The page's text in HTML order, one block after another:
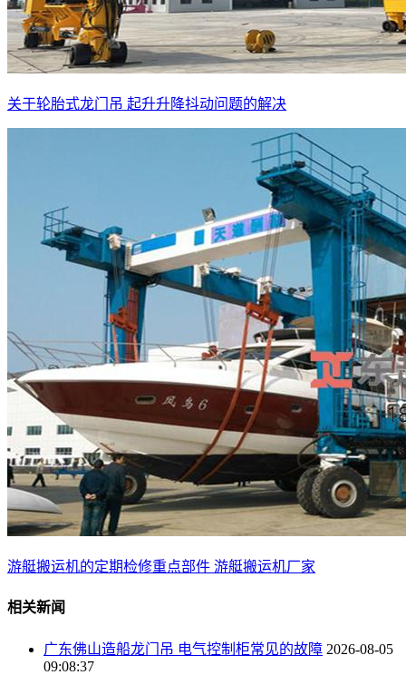
关于轮胎式龙门吊 起升升降抖动问题的解决
游艇搬运机的定期检修重点部件 游艇搬运机厂家
相关新闻
广东佛山造船龙门吊 电气控制柜常见的故障 2026-08-05
09:08:37